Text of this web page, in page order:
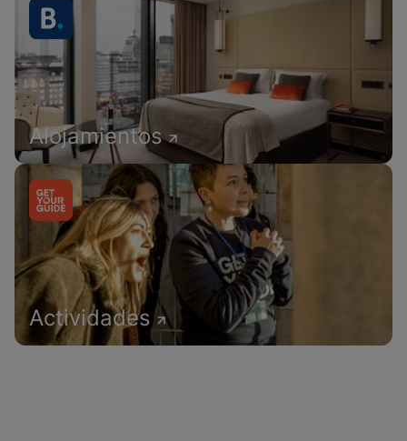
Alojamientos
Actividades